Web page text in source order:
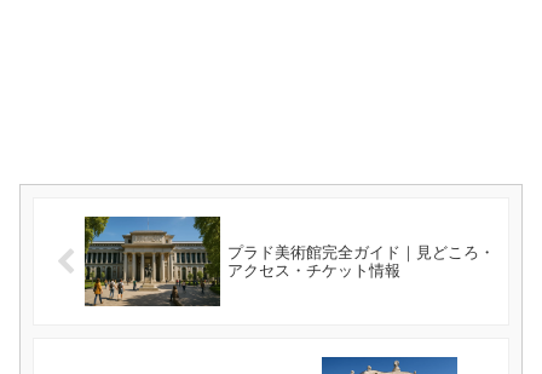
プラド美術館完全ガイド｜見どころ・
アクセス・チケット情報